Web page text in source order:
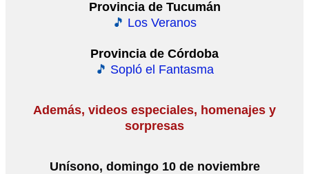
Provincia de Tucumán
🎵 Los Veranos
Provincia de Córdoba
🎵 Sopló el Fantasma
Además, videos especiales, homenajes y
sorpresas
Unísono, domingo 10 de noviembre